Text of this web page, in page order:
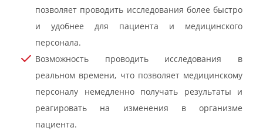
позволяет проводить исследования более быстро
и удобнее для пациента и медицинского
персонала.
Возможность проводить исследования в
реальном времени, что позволяет медицинскому
персоналу немедленно получать результаты и
реагировать на изменения в организме
пациента.